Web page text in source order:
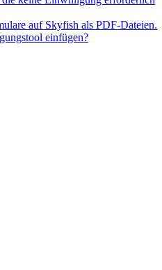
auf Skyfish als PDF-Dateien.
einfügen?